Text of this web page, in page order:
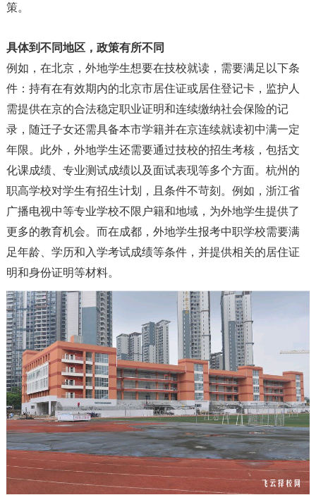
策。
具体到不同地区， 政策有所不同
例如 ， 在北京， 外地学生想要在技校就读， 需要满足以下条
件： 持有在有效期内的北京市居住证或居住登记卡， 监护人
需提供在京的合法稳定职业证明和连续缴纳社会保险的记
录， 随迁子女还需具备本市学籍并在京连续就读初中满一定
年限。此外， 外地学生还需要通过技校的招生考核， 包括文
化课成绩、专业测试成绩以及面试表现等多个方面。 杭州的
职高学校对学生有招生计划
， 且条件不苛刻。例如 ， 浙江省
广播电视中等专业学校不限户籍和地域， 为外地学生提供了
更多的教育机会。而在成都， 外地学生报考中职学校需要满
足年龄、学历和入学考试成绩等条件， 并提供相关的居住证
明和身份证明等材料。